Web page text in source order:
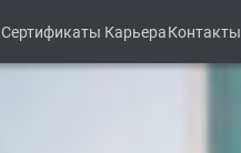
Сертификаты КарьераКонтакты